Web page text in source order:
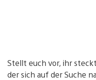
Stellt euch vor, ihr
der sich auf der Suche